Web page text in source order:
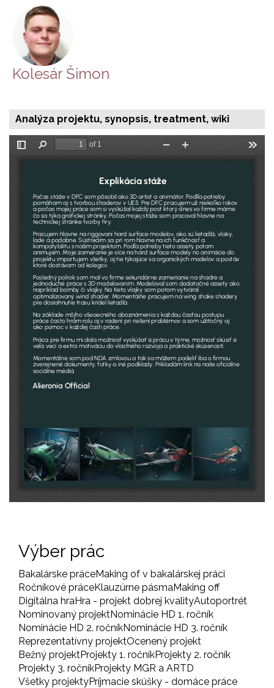
Kolesár Šimon
Analýza projektu, synopsis, treatment, wiki
Výber prác
Bakalárske práceMaking of v bakalárskej práci
Ročníkové práceKlauzúrne pásmaMaking off
Digitálna hraHra - projekt dobrej kvalityAutoportrét
Nominovaný projektNominácie HD 1. ročník
Nominácie HD 2. ročníkNominácie HD 3. ročník
Reprezentatívny projektOcenený projekt
Bežný projektProjekty 1. ročníkProjekty 2. ročník
Projekty 3. ročníkProjekty MGR a ARTD
Všetky projektyPríjmacie skúšky - domáce práce